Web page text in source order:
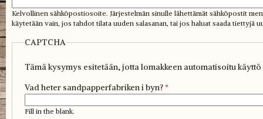
Kelvollinen sähköpostiosoite. Järjestelmän sinulle lähettämät sähköpostit
käytetään vain, jos tahdot tilata uuden salasanan, tai jos haluat saada tiettyjä
CAPTCHA
Tämä kysymys esitetään, jotta lomakkeen automatisoitu
Vad heter sandpapperfabriken i byn?*
Fill in the blank.